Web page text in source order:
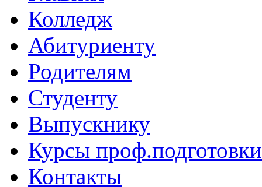
Колледж
Абитуриенту
Родителям
Студенту
Выпускнику
Курсы проф.подготовки
Контакты